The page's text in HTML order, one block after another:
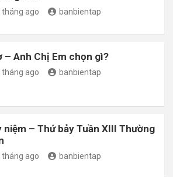
tháng ago banbientap
– Anh Chị Em chọn gì?
tháng ago banbientap
niệm – Thứ bảy Tuần XIII Thường
tháng ago banbientap